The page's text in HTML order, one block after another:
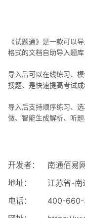
《试题通》是一款可以
格式的文档自助导入题
导入后可以在线练习、
搜题、是快速提高考试成
导入后支持顺序练习、
做、智能生成解析、听
开发者：
南通佰易
地址：
江苏省-南
电话：
400-